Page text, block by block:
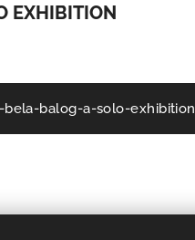
EXHIBITION
balog-a-solo-exhibition